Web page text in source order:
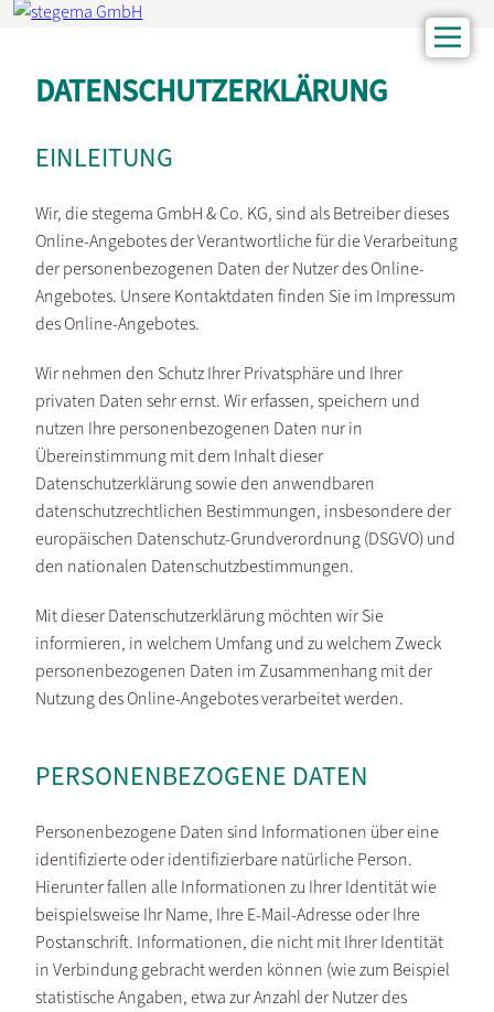
DATENSCHUTZ­ERKLÄRUNG
EINLEITUNG
Wir, die stegema GmbH & Co. KG, sind als Betreiber dieses
Online-Angebotes der Verantwortliche für die Verarbeitung
der personenbezogenen Daten der Nutzer des Online-
Angebotes. Unsere Kontaktdaten finden Sie im Impressum
des Online-Angebotes.
Wir nehmen den Schutz Ihrer Privatsphäre und Ihrer
privaten Daten sehr ernst. Wir erfassen, speichern und
nutzen Ihre personenbezogenen Daten nur in
Übereinstimmung mit dem Inhalt dieser
Datenschutzerklärung sowie den anwendbaren
datenschutzrechtlichen Bestimmungen, insbesondere der
europäischen Datenschutz-Grundverordnung (DSGVO) und
den nationalen Datenschutzbestimmungen.
Mit dieser Datenschutzerklärung möchten wir Sie
informieren, in welchem Umfang und zu welchem Zweck
personenbezogenen Daten im Zusammenhang mit der
Nutzung des Online-Angebotes verarbeitet werden.
PERSONENBEZOGENE DATEN
Personenbezogene Daten sind Informationen über eine
identifizierte oder identifizierbare natürliche Person.
Hierunter fallen alle Informationen zu Ihrer Identität wie
beispielsweise Ihr Name, Ihre E-Mail-Adresse oder Ihre
Postanschrift. Informationen, die nicht mit Ihrer Identität
in Verbindung gebracht werden können (wie zum Beispiel
statistische Angaben, etwa zur Anzahl der Nutzer des